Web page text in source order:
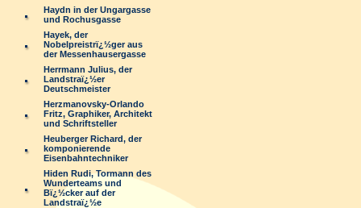
Haydn in der Ungargasse
und Rochusgasse
Hayek, der
Nobelpreistrï¿½ger aus
der Messenhausergasse
Herrmann Julius, der
Landstraï¿½er
Deutschmeister
Herzmanovsky-Orlando
Fritz, Graphiker, Architekt
und Schriftsteller
Heuberger Richard, der
komponierende
Eisenbahntechniker
Hiden Rudi, Tormann des
Wunderteams und
Bï¿½cker auf der
Landstraï¿½e